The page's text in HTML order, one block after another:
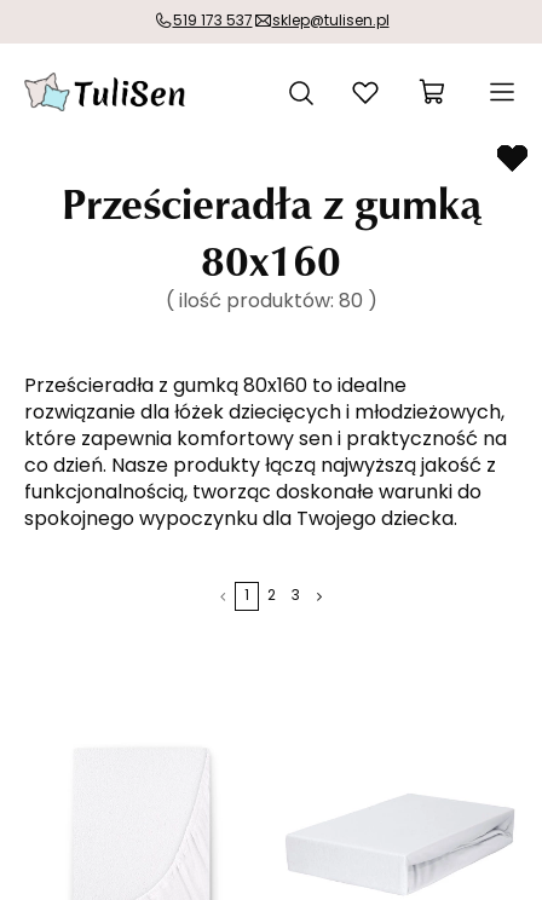
519 173 537 sklep@tulisen.pl
Prześcieradła z gumką
80x160
( ilość produktów: 80 )
Prześcieradła z gumką 80x160 to idealne
rozwiązanie dla łóżek dziecięcych i młodzieżowych,
które zapewnia komfortowy sen i praktyczność na
co dzień. Nasze produkty łączą najwyższą jakość z
funkcjonalnością, tworząc doskonałe warunki do
spokojnego wypoczynku dla Twojego dziecka.
2 3